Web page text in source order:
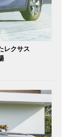
レクサス